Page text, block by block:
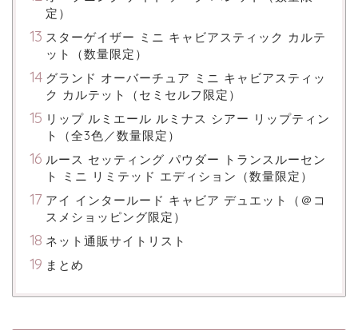
定）
スターゲイザー ミニ キャビアスティック カルテ
ット（数量限定）
グランド オーバーチュア ミニ キャビアスティッ
ク カルテット（セミセルフ限定）
リップ ルミエール ルミナス シアー リップティン
ト（全3色／数量限定）
ルース セッティング パウダー トランスルーセン
ト ミニ リミテッド エディション（数量限定）
アイ インタールード キャビア デュエット（＠コ
スメショッピング限定）
ネット通販サイトリスト
まとめ